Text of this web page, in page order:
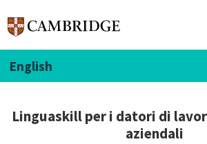
English
Linguaskill per i datori di
aziendali